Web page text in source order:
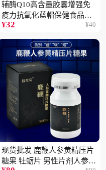
辅酶Q10高含量胶囊增强免
疫力抗氧化蓝帽保健食品批
发一件代发2盒
¥32 ¥40
现货批发 鹿鞭人参黄精压片
糖果 牡蛎片 男性片剂人参黄